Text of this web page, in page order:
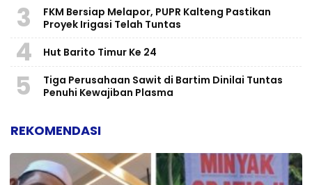
3
FKM Bersiap Melapor, PUPR Kalteng Pastikan
Proyek Irigasi Telah Tuntas
4 Hut Barito Timur Ke 24
5
Tiga Perusahaan Sawit di Bartim Dinilai Tuntas
Penuhi Kewajiban Plasma
REKOMENDASI